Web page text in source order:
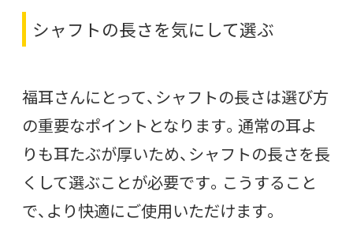
シャフトの長さを気にして選ぶ
福耳さんにとって、シャフトの長さは選び方
の重要なポイントとなります。通常の耳よ
りも耳たぶが厚いため、シャフトの長さを長
くして選ぶことが必要です。こうすること
で、より快適にご使用いただけます。